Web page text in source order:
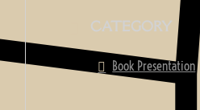
CATEGORY
Book Presentation